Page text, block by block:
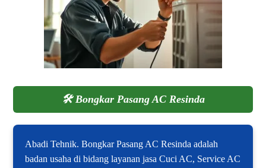
🛠️Bongkar Pasang AC Resinda
Abadi Tehnik. Bongkar Pasang AC Resinda adalah
badan usaha di bidang layanan jasa Cuci AC, Service AC